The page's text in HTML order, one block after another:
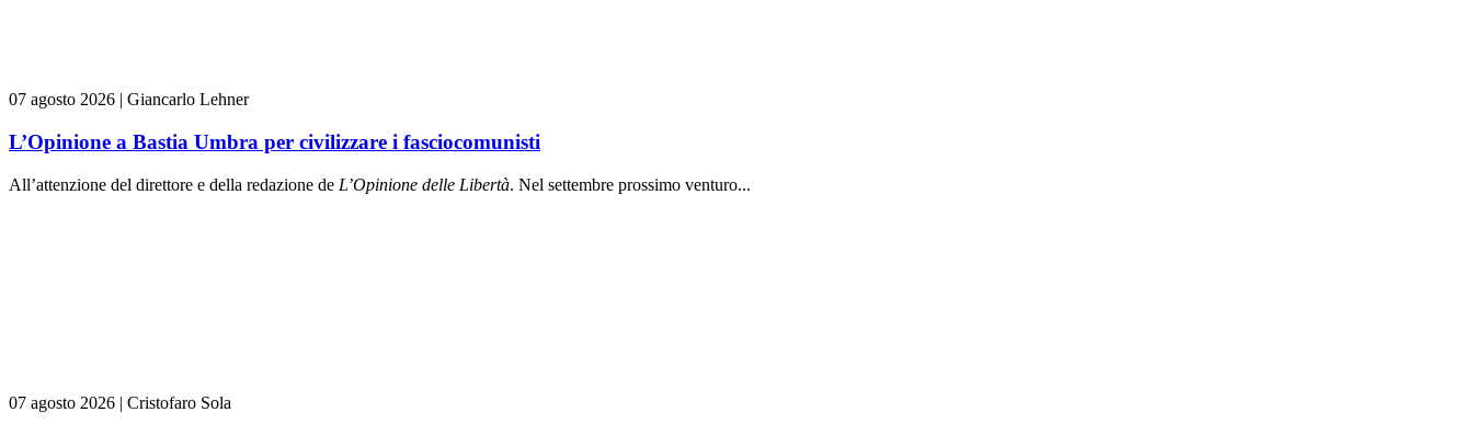
07 agosto 2026 | Giancarlo Lehner
L’Opinione a Bastia Umbra per civilizzare i fasciocomunisti
All’attenzione del direttore e della redazione de L’Opinione delle Libertà. Nel settembre prossimo venturo...
07 agosto 2026 | Cristofaro Sola